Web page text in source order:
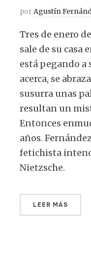
porAgustín
Tres de enero
sale de su casa
está pegando a
acerca, se
susurra unas
resultan un
Entonces
años.
fetichista
Nietzsche.
LEER MÁS